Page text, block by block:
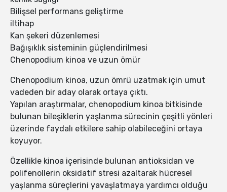
Bilişsel performans geliştirme
iltihap
Kan şekeri düzenlemesi
Bağışıklık sisteminin güçlendirilmesi
Chenopodium kinoa ve uzun ömür
Chenopodium kinoa, uzun ömrü uzatmak için umut
vadeden bir aday olarak ortaya çıktı.
Yapılan araştırmalar, chenopodium kinoa bitkisinde
bulunan bileşiklerin yaşlanma sürecinin çeşitli yönleri
üzerinde faydalı etkilere sahip olabileceğini ortaya
koyuyor.
Özellikle kinoa içerisinde bulunan antioksidan ve
polifenollerin oksidatif stresi azaltarak hücresel
yaşlanma süreçlerini yavaşlatmaya yardımcı olduğu